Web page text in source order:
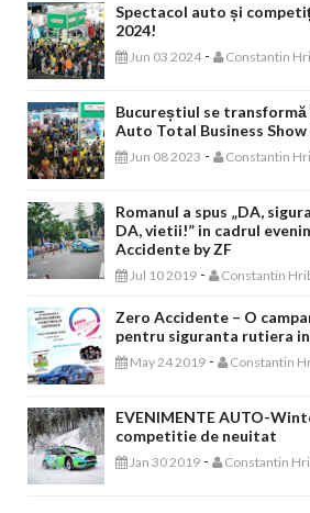
Spectacol auto și
2024!
Jun 03 2024 - Constantin
Bucureștiul se transformă
Auto Total Business Show
Jun 08 2023 - Constantin
Romanul a spus „DA,
DA, vietii!” in cadrul
Accidente by ZF
Jul 10 2019 - Constantin
Zero Accidente – O
pentru siguranta rutiera in
May 24 2019 - Constantin
EVENIMENTE AUTO-
competitie de neuitat
Jan 30 2019 - Constantin